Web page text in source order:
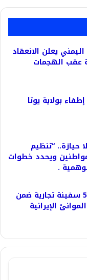
يعلن الانعقاد
عقب الهجمات
بولاية يوتا
حيازة.. “تنظيم
ويحدد خطوات
.
عاجل- إعادة توجيه 51 سفينة تجارية ضمن
الإيرانية